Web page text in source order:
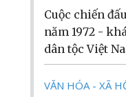
Cuộc chiến
năm 1972 -
dân tộc Việt
VĂN HÓA - XÃ